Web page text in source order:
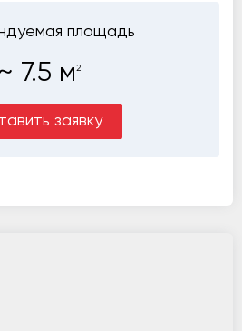
площадь
~ 7.5 м 2
заявку